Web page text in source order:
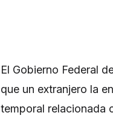
El Gobierno Federal
que un extranjero la
temporal relacionada